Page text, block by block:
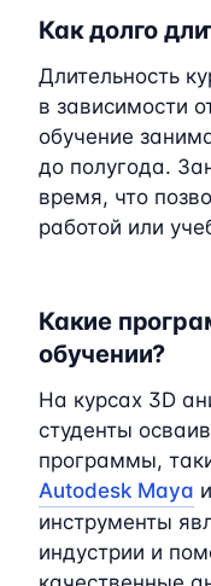
Как долго
Длительность
в зависимости
обучение
до полугода.
время, что
работой или
Какие
обучении?
На курсах 3D
студенты
программы,
Autodesk Maya и
инструменты
индустрии и